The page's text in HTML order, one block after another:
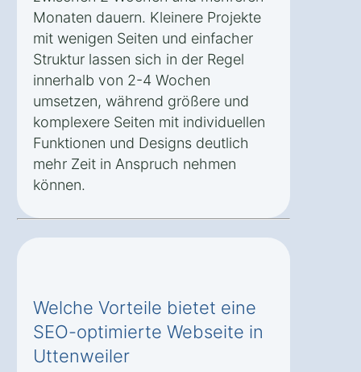
Monaten dauern. Kleinere Projekte
mit wenigen Seiten und einfacher
Struktur lassen sich in der Regel
innerhalb von 2-4 Wochen
umsetzen, während größere und
komplexere Seiten mit individuellen
Funktionen und Designs deutlich
mehr Zeit in Anspruch nehmen
können.
Welche Vorteile bietet eine
SEO-optimierte Webseite in
Uttenweiler